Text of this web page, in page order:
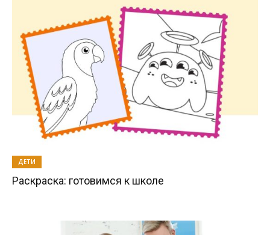
ДЕТИ
Раскраска: готовимся к школе